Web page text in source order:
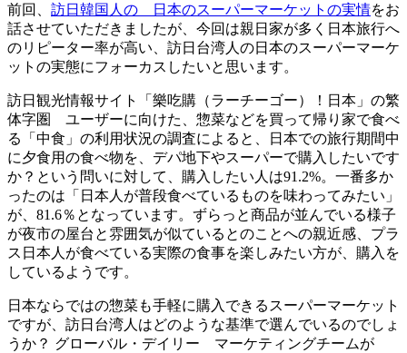
前回、 訪日韓国人の 日本のスーパーマーケットの実情をお
話させていただきましたが、今回は親日家が多く日本旅行へ
のリピーター率が高い、訪日台湾人の日本のスーパーマーケ
ットの実態にフォーカスしたいと思います。
訪日観光情報サイト「樂吃購（ラーチーゴー）！日本」の繁
体字圏 ユーザーに向けた、惣菜などを買って帰り家で食べ
る「中食」の利用状況の調査によると、日本での旅行期間中
に夕食用の食べ物を、デパ地下やスーパーで購入したいです
か？という問いに対して、購入したい人は91.2%。一番多か
ったのは「日本人が普段食べているものを味わってみたい」
が、81.6％となっています。ずらっと商品が並んでいる様子
が夜市の屋台と雰囲気が似ているとのことへの親近感、プラ
ス日本人が食べている実際の食事を楽しみたい方が、購入を
しているようです。
日本ならではの惣菜も手軽に購入できるスーパーマーケット
ですが、訪日台湾人はどのような基準で選んでいるのでしょ
うか？ グローバル・デイリー マーケティングチームが